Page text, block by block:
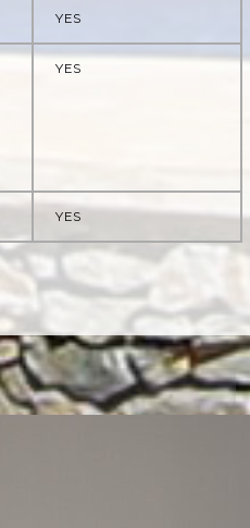
YES
YES
YES